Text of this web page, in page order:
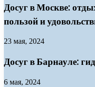
Досуг в Москве:
пользой и
23 мая, 2024
Досуг в Барнауле:
6 мая, 2024